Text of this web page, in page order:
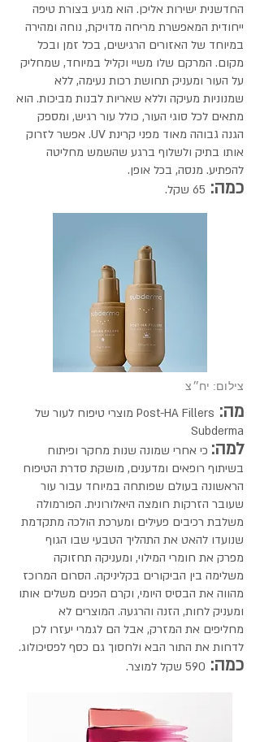
החדשנית ישירות אליכן. הוא מגיע בצורת טיפה
ייחודית המאפשרת מריחה מדויקת, נוחה ומהירה
במיוחד של האזורים הרגישים, בכל זמן ובכל
מקום. המרקם שלו משיי וקליל במיוחד, שמחליק
על העור ומעניק תחושת רכות נעימה, ללא
שמנוניות מעיקה וללא שאריות לבנות מביכות. הוא
מתאים לכל סוגי העור, כולל עור רגיש, ומספק
הגנה גבוהה מאוד מפני קרינת UV. אפשר לזרוק
אותו בתיק ולשלוף ברגע שהשמש מחליטה
להפתיע. מנסה, בכל אופן.
כמה: 65 שקל.
צילום: יח״צ
מה:
Post-HA Fillers מוצרי טיפוח לעור של
Subderma
למה: כי אחרי שמונה שנות מחקר ופיתוח
בשיתוף רופאים ומדענים, מושקת סדרת הטיפוח
הראשונה בעולם שפותחה במיוחד עבור עור
שעובר הזרקות חומצה היאלורונית. הפורמולה
משלבת רכיבים פעילים ומערכת הולכה מתקדמת
שנועדו להאט את התהליך הטבעי שבו הגוף
מפרק את חומרי המילוי, ומעניקה תחזוקה
משלימה בין הביקורים בקליניקה. הסרום המרוכז
מהווה את הבסיס היומי, וקרם הפנים משלים אותו
ומעניק לחות, הזנה והרגעה. המוצרים לא
מחליפים את המזרק, אבל הם לגמרי יעזרו לכן
לדחות את התור הבא ולחסוך גם כסף לפסיכולוג.
כמה: 590 שקל למוצר.